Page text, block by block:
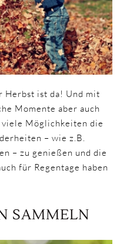
Herbst ist da! Und mit
Momente aber auch
viele Möglichkeiten die
– wie z.B.
– zu genießen und die
für Regentage haben
SAMMELN